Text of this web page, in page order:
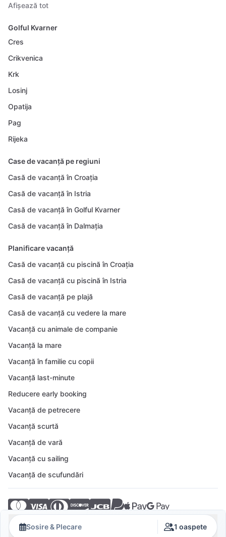
Sosire & Plecare 1 oaspete
Afișează tot
Golful Kvarner
Cres
Crikvenica
Krk
Losinj
Opatija
Pag
Rijeka
Case de vacanță pe regiuni
Casă de vacanță în Croația
Casă de vacanță în Istria
Casă de vacanță în Golful Kvarner
Casă de vacanță în Dalmația
Planificare vacanță
Casă de vacanță cu piscină în Croația
Casă de vacanță cu piscină în Istria
Casă de vacanță pe plajă
Casă de vacanță cu vedere la mare
Vacanță cu animale de companie
Vacanță la mare
Vacanță în familie cu copii
Vacanță last-minute
Reducere early booking
Vacanță de petrecere
Vacanță scurtă
Vacanță de vară
Vacanță cu sailing
Vacanță de scufundări
© 2026 Crovillas GmbH